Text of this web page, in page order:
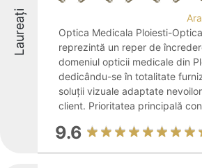
Laureați
Optica Medicala Ploiesti-
reprezintă un reper de
domeniul opticii medicale din
dedicându-se în totalitate
soluții vizuale adaptate
client. Prioritatea principală
9.6